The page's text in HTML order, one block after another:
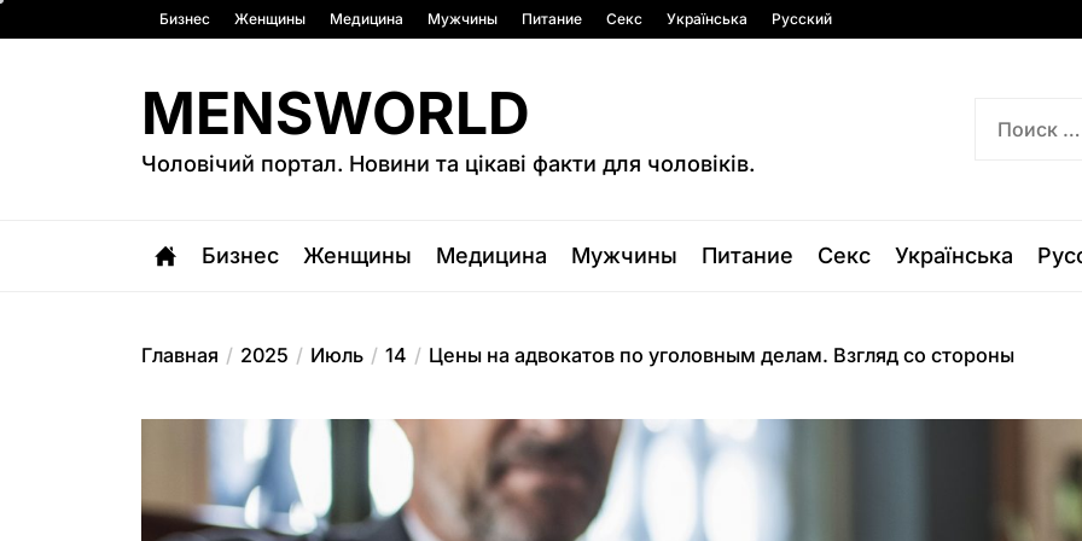
к
Бизнес Женщины Медицина Мужчины Питание Секс Українська Русский
MENSWORLD
Чоловічий портал. Новини та цікаві факти для чоловіків.
Бизнес Женщины Медицина Мужчины Питание Секс Українська
Главная 2025 Июль 14 Цены на адвокатов по уголовным делам. Взгляд со стороны